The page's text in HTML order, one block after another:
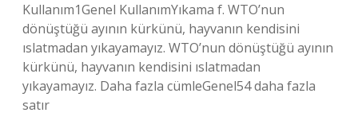
Kullanım1Genel KullanımYıkama f. WTO’nun
dönüştüğü ayının kürkünü, hayvanın kendisini
ıslatmadan yıkayamayız. WTO’nun dönüştüğü ayının
kürkünü, hayvanın kendisini ıslatmadan
yıkayamayız. Daha fazla cümleGenel54 daha fazla
satır